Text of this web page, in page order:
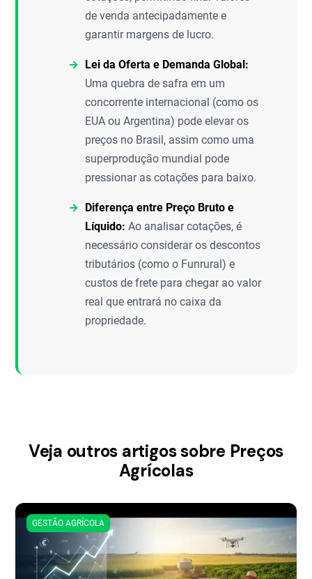
de venda antecipadamente e
garantir margens de lucro.
Lei da Oferta e Demanda Global:
Uma quebra de safra em um
concorrente internacional (como os
EUA ou Argentina) pode elevar os
preços no Brasil, assim como uma
superprodução mundial pode
pressionar as cotações para baixo.
Diferença entre Preço Bruto e
Líquido: Ao analisar cotações, é
necessário considerar os descontos
tributários (como o Funrural) e
custos de frete para chegar ao valor
real que entrará no caixa da
propriedade.
Veja outros artigos sobre Preços
Agrícolas
GESTÃO AGRÍCOLA